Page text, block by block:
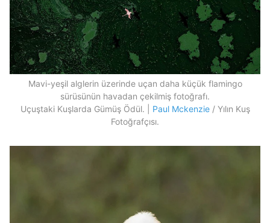
Mavi-yeşil alglerin üzerinde uçan daha küçük flamingo
sürüsünün havadan çekilmiş fotoğrafı.
Uçuştaki Kuşlarda Gümüş Ödül. | Paul Mckenzie/ Yılın Kuş
Fotoğrafçısı.